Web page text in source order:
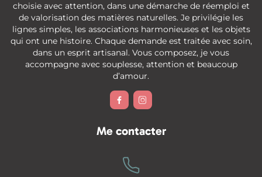
choisie avec attention, dans une démarche de réemploi et
de valorisation des matières naturelles. Je privilégie les
lignes simples, les associations harmonieuses et les objets
qui ont une histoire. Chaque demande est traitée avec soin,
dans un esprit artisanal. Vous composez, je vous
accompagne avec souplesse, attention et beaucoup
d’amour.
 
Me contacter